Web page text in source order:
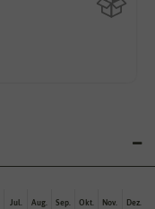
Jul. Aug. Sep. Okt. Nov. Dez.